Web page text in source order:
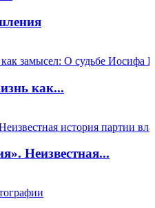
как...
Неизвестная...